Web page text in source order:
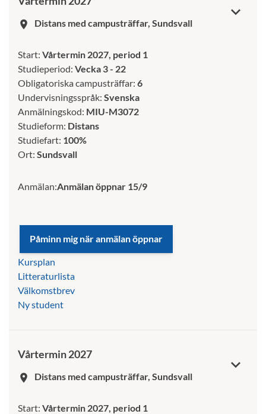
room Distans med campusträffar, Sundsvall
Start: Vårtermin 2027, period 1
Studieperiod: Vecka 3 - 22
Obligatoriska campusträffar: 6
Undervisningsspråk: Svenska
Anmälningskod: MIU-M3072
Studieform: Distans
Studiefart: 100%
Ort: Sundsvall
Anmälan:Anmälan öppnar 15/9
Kursplan
Litteraturlista
Välkomstbrev
Ny student
Vårtermin 2027
room Distans med campusträffar, Sundsvall
Start: Vårtermin 2027, period 1